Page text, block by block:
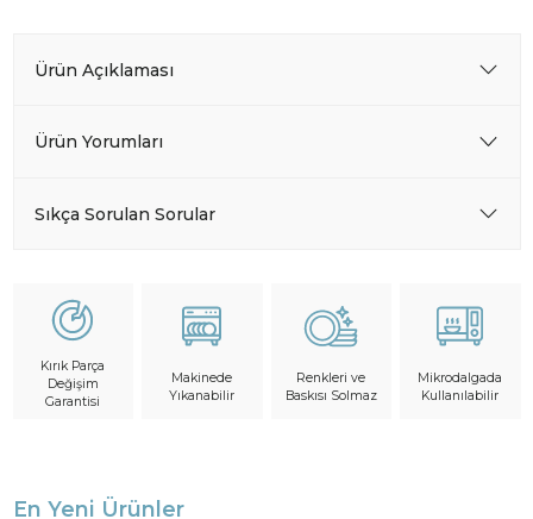
Ürün Açıklaması
Ürün Yorumları
Sıkça Sorulan Sorular
Kırık Parça
Değişim
Garantisi
Makinede
Yıkanabilir
Renkleri ve
Baskısı Solmaz
Mikrodalgada
Kullanılabilir
En Yeni Ürünler